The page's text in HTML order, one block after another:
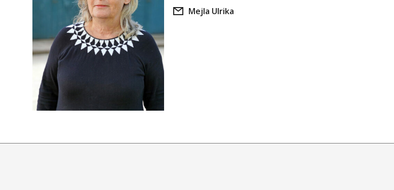
Mejla Ulrika